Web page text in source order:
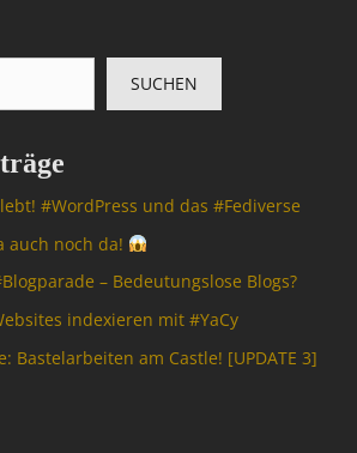
SUCHEN
#WordPress und das #Fediverse
auch noch da!
– Bedeutungslose Blogs?
indexieren mit #YaCy
Bastelarbeiten am Castle! [UPDATE 3]